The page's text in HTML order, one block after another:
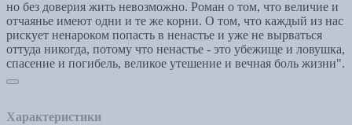
но без доверия жить невозможно. Роман о том, что величие и
отчаянье имеют одни и те же корни. О том, что каждый из нас
рискует ненароком попасть в ненастье и уже не вырваться
оттуда никогда, потому что ненастье - это убежище и ловушка,
спасение и погибель, великое утешение и вечная боль жизни".
Характеристики